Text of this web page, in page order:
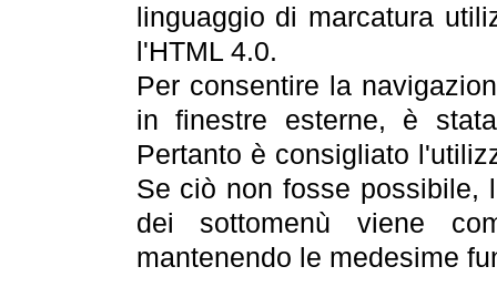
linguaggio di marcatura
l'HTML 4.0.
Per consentire la
in finestre esterne, è
Pertanto è consigliato
Se ciò non fosse possibile,
dei sottomenù viene
mantenendo le medesime